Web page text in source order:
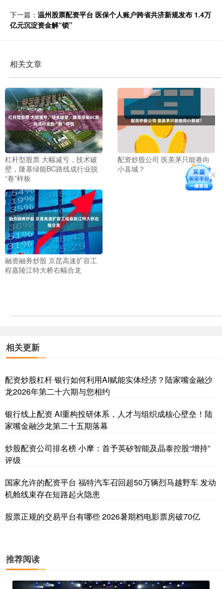
下一篇： 温州股票配资平台 医保个人账户跨省共济新规发布 1.4万
亿元沉淀资金解“锁”
相关文章
杠杆型股票 大幅减亏，技术破
壁，隆基绿能BC路线成行业脱
“卷”样板
配资炒股公司 医美茅只能卷向
小县城？
融资融券炒股 京昆高速扩容工
程嘉陵江特大桥右幅合龙
相关更新
配资炒股杠杆 银行如何利用AI赋能实体经济？陆家嘴金融沙
龙2026年第二十六期与您相约
银行线上配资 AI重构投研体系，人才与组织成核心壁垒！陆
家嘴金融沙龙第二十五期落幕
炒股配资公司排名榜 小摩：首予英矽智能及晶泰控股“增持”
评级
国家允许的配资平台 福特汽车召回超50万辆烈马越野车 发动
机舱线束存在短路起火隐患
股票正规的交易平台有哪些 2026暑期档电影票房破70亿
推荐阅读